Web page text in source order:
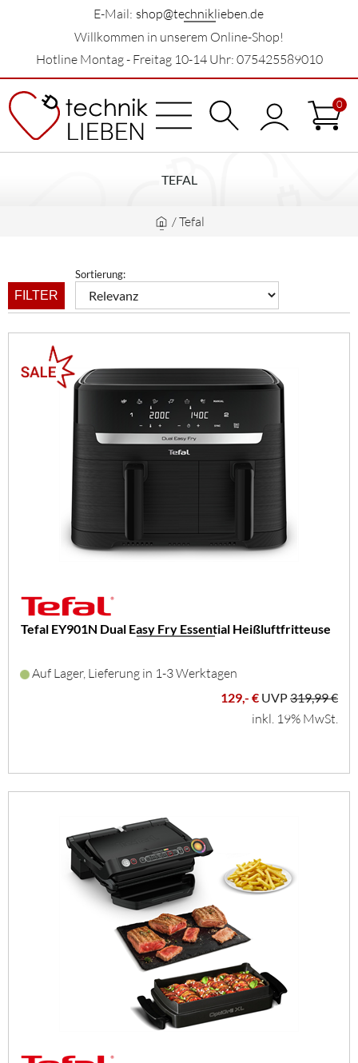
E-Mail: shop@techniklieben.de
Willkommen in unserem Online-Shop!
Hotline Montag - Freitag 10-14 Uhr: 075425589010
0
TEFAL
/Tefal
FILTER
Sortierung:
Tefal EY901N Dual Easy Fry Essential Heißluftfritteuse
Auf Lager, Lieferung in 1-3 Werktagen
129,- € UVP319,99 €
inkl. 19% MwSt.